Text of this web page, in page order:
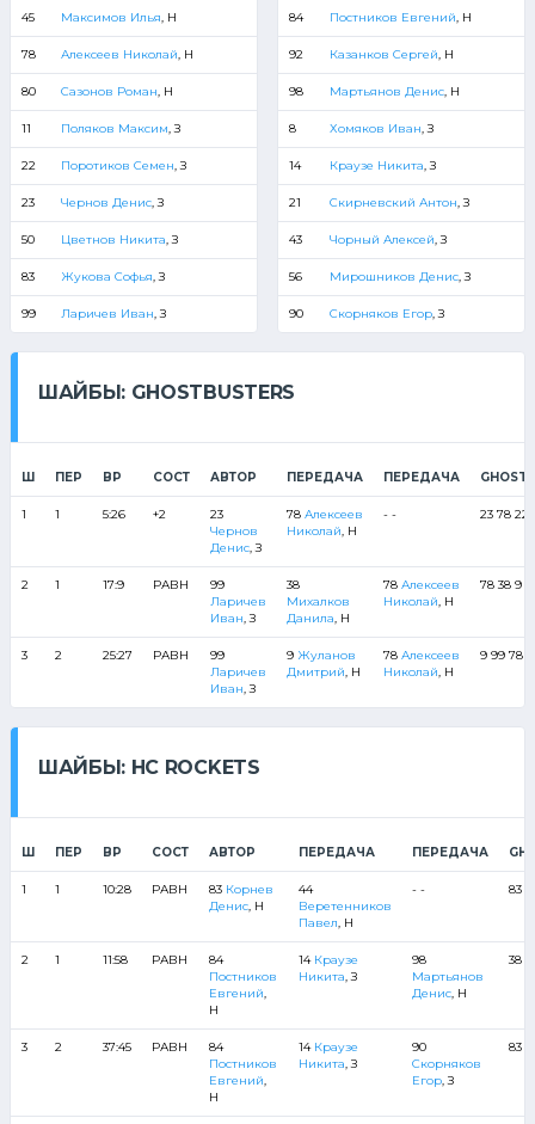
45 Максимов Илья, Н
78 Алексеев Николай, Н
80 Сазонов Роман, Н
11 Поляков Максим, З
22 Поротиков Семен, З
23 Чернов Денис, З
50 Цветнов Никита, З
83 Жукова Софья, З
99 Ларичев Иван, З
84 Постников Евгений, Н
92 Казанков Сергей, Н
98 Мартьянов Денис, Н
8 Хомяков Иван, З
14 Краузе Никита, З
21 Скирневский Антон, З
43 Чорный Алексей, З
56 Мирошников Денис, З
90 Скорняков Егор, З
ШАЙБЫ: GHOSTBUSTERS
Ш ПЕР ВР СОСТ АВТОР ПЕРЕДАЧА ПЕРЕДАЧА
1 1 5:26 +2
23
Чернов
Денис, З
78 Алексеев
Николай, Н
- - 23 78 22
2 1 17:9 РАВН
99
Ларичев
Иван, З
38
Михалков
Данила, Н
78 Алексеев
Николай, Н
78 38 9
3 2 25:27 РАВН
99
Ларичев
Иван, З
9 Жуланов
Дмитрий, Н
78 Алексеев
Николай, Н
9 99 78
ШАЙБЫ: HC ROCKETS
Ш ПЕР ВР СОСТ АВТОР ПЕРЕДАЧА ПЕРЕДАЧА
1 1 10:28 РАВН 83 Корнев
Денис, Н
44
Веретенников
Павел, Н
- - 83
2 1 11:58 РАВН
84
Постников
Евгений,
Н
14 Краузе
Никита, З
98
Мартьянов
Денис, Н
38
3 2 37:45 РАВН
84
Постников
Евгений,
Н
14 Краузе
Никита, З
90
Скорняков
Егор, З
83